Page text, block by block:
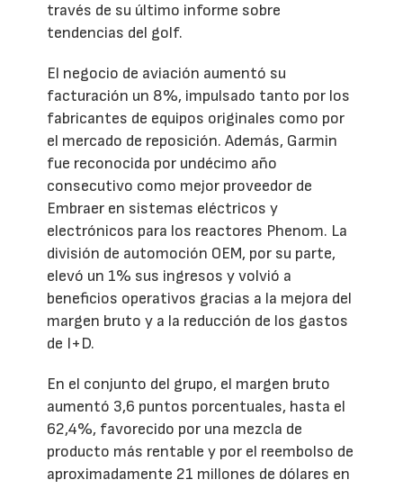
través de su último informe sobre
tendencias del golf.
El negocio de aviación aumentó su
facturación un 8%, impulsado tanto por los
fabricantes de equipos originales como por
el mercado de reposición. Además, Garmin
fue reconocida por undécimo año
consecutivo como mejor proveedor de
Embraer en sistemas eléctricos y
electrónicos para los reactores Phenom. La
división de automoción OEM, por su parte,
elevó un 1% sus ingresos y volvió a
beneficios operativos gracias a la mejora del
margen bruto y a la reducción de los gastos
de I+D.
En el conjunto del grupo, el margen bruto
aumentó 3,6 puntos porcentuales, hasta el
62,4%, favorecido por una mezcla de
producto más rentable y por el reembolso de
aproximadamente 21 millones de dólares en